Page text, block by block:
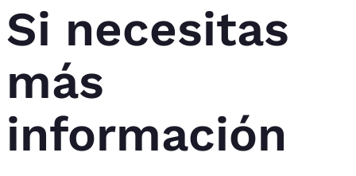
Si necesitas
más
información